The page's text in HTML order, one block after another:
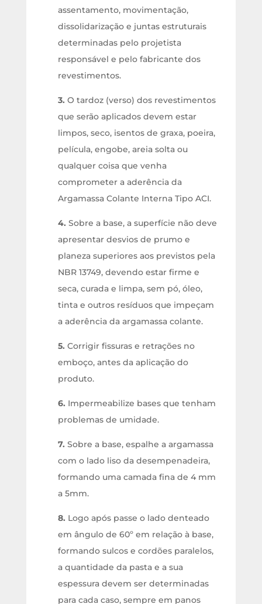
assentamento, movimentação,
dissolidarização e juntas estruturais
determinadas pelo projetista
responsável e pelo fabricante dos
revestimentos.
3. O tardoz (verso) dos revestimentos
que serão aplicados devem estar
limpos, seco, isentos de graxa, poeira,
película, engobe, areia solta ou
qualquer coisa que venha
comprometer a aderência da
Argamassa Colante Interna Tipo ACI.
4. Sobre a base, a superfície não deve
apresentar desvios de prumo e
planeza superiores aos previstos pela
NBR 13749, devendo estar firme e
seca, curada e limpa, sem pó, óleo,
tinta e outros resíduos que impeçam
a aderência da argamassa colante.
5. Corrigir fissuras e retrações no
emboço, antes da aplicação do
produto.
6. Impermeabilize bases que tenham
problemas de umidade.
7. Sobre a base, espalhe a argamassa
com o lado liso da desempenadeira,
formando uma camada fina de 4 mm
a 5mm.
8. Logo após passe o lado denteado
em ângulo de 60º em relação à base,
formando sulcos e cordões paralelos,
a quantidade da pasta e a sua
espessura devem ser determinadas
para cada caso, sempre em panos